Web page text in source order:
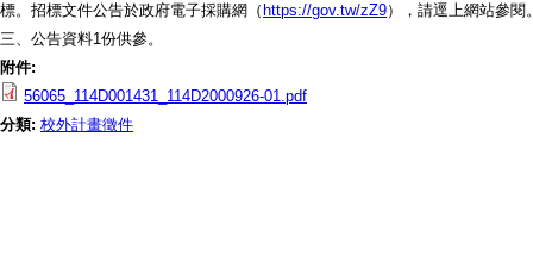
標。招標文件公告於政府電子採購網（ https://gov.tw/zZ9），請逕上網站參閱
三、公告資料1份供參。
附件:
56065_114D001431_114D2000926-01.pdf
分類: 校外計畫徵件